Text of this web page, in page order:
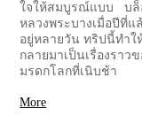
ใจให้สมบูรณ์แบบ บล็อ
หลวงพระบางเมื่อปีที่แ
อยู่หลายวัน ทริปนี้ทำใ
กลายมาเป็นเรื่องราว
มรดกโลกที่เนิบช้า
More